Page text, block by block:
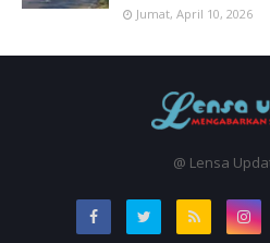
Jumat, April 10, 2026
@ Lensa